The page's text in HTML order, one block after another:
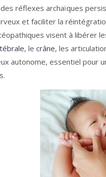
réflexes archaïques
et faciliter la
visent à libérer
, le crâne, les
autonome, essentiel pour